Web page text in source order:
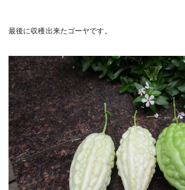
最後に収穫出来たゴーヤです。